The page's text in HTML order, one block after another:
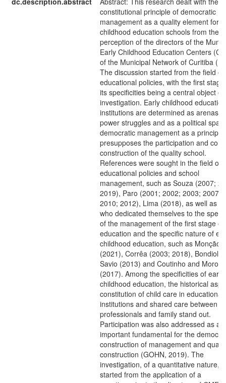
constitutional principle of democratic
management as a quality element for
childhood education schools from the
perception of the directors of the
Early Childhood Education Centers
of the Municipal Network of Curitiba
The discussion started from the field of
educational policies, with the first
its specificities being a central object of
investigation. Early childhood education
institutions are determined as arenas of
power struggles and as a political
democratic management as a principle
presupposes the participation and
construction of the quality school.
References were sought in the field of
educational policies and school
management, such as Souza (2007;
2019), Paro (2001; 2002; 2003; 2007;
2010; 2012), Lima (2018), as well as
who dedicated themselves to the
of the management of the first stage of
education and the specific nature of
childhood education, such as Monção
(2021), Corrêa (2003; 2018), Bondioli
Savio (2013) and Coutinho and Moro
(2017). Among the specificities of early
childhood education, the historical
constitution of child care in educational
institutions and shared care between
professionals and family stand out.
Participation was also addressed as an
important fundamental for the
construction of management and
construction (GOHN, 2019). The
investigation, of a quantitative nature,
started from the application of a